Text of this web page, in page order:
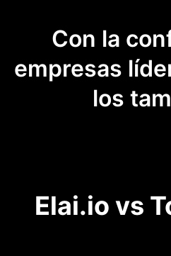
Con la
empresas
los
Elai.io vs